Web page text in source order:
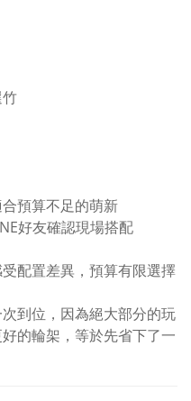
預算不足的萌新
好友確認現場搭配
配置差異，預算有限選擇
到位，因為絕大部分的玩
的輪架，等於先省下了一